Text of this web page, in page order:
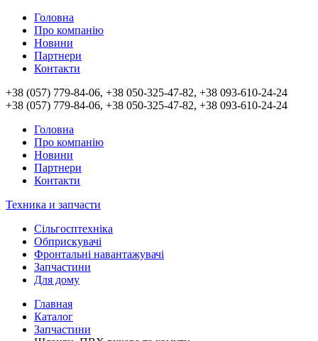
Головна
Про компанію
Новини
Партнери
Контакти
+38 (057) 779-84-06, +38 050-325-47-82, +38 093-610-24-24
+38 (057) 779-84-06, +38 050-325-47-82, +38 093-610-24-24
Головна
Про компанію
Новини
Партнери
Контакти
Техника и запчасти
Сільгосптехніка
Обприскувачі
Фронтальні навантажувачі
Запчастини
Для дому
Главная
Каталог
Запчастини